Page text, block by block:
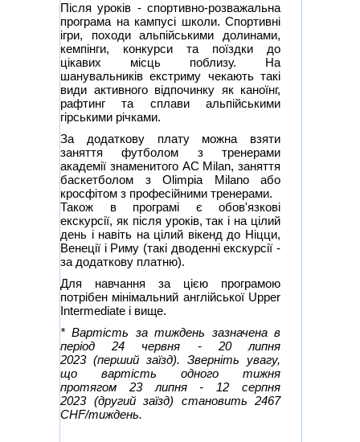
Після уроків - спортивно-розважальна
програма на кампусі школи. Спортивні
ігри, походи альпійськими долинами,
кемпінги, конкурси та поїздки до
цікавих місць поблизу. На
шанувальників екстриму чекають такі
види активного відпочинку як каноїнг,
рафтинг та сплави альпійськими
гірськими річками.
За додаткову плату можна взяти
заняття футболом з тренерами
академії знаменитого AC Milan, заняття
баскетболом з Olimpia Milano або
кросфітом з професійними тренерами.
Також в програмі є обов'язкові
екскурсії, як після уроків, так і на цілий
день і навіть на цілий вікенд до Ніцци,
Венеції і Риму (такі дводенні екскурсії -
за додаткову платню).
Для навчання за цією програмою
потрібен мінімальний англійської Upper
Intermediate і вище.
* Вартість за тиждень зазначена в
період 24 червня - 20 липня
2023 (перший заїзд). Зверніть увагу,
що вартість одного тижня
протягом 23 липня - 12 серпня
2023(другий заїзд) становить 2467
CHF/тиждень.